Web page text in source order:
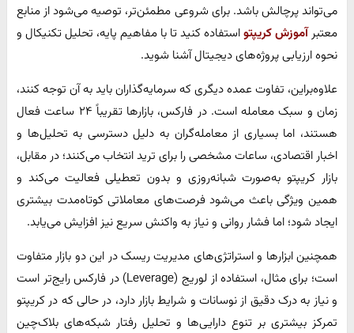
می‌تواند پرچالش باشد. برای شروعی مطمئن‌تر، توصیه می‌شود از منابع
معتبرآموزش کریپتواستفاده کنید تا با مفاهیم پایه، تحلیل تکنیکال و
نحوه ارزیابی پروژه‌های دیجیتال آشنا شوید.
علاوه‌بر‌این، تفاوت عمده دیگری که سرمایه‌گذاران باید به آن توجه کنند،
زمان و سبک معامله است. در فارکس، بازارها تقریباً ۲۴ ساعت فعال
هستند، اما بسیاری از معامله‌گران به دلیل دسترسی به تحلیل‌ها و
اخبار اقتصادی، ساعات مشخصی را برای ترید انتخاب می‌کنند؛ در مقابل،
بازار کریپتو به‌صورت شبانه‌روزی و بدون تعطیلی فعالیت می‌کند و
همین ویژگی باعث می‌شود فرصت‌های معاملاتی کوتاه‌مدت بیشتری
ایجاد شود؛ اما فشار روانی و نیاز به واکنش سریع نیز افزایش می‌یابد.
همچنین ابزارها و استراتژی‌های مدیریت ریسک در این دو بازار متفاوت
است؛ برای مثال، استفاده از لوریج (Leverage) در فارکس رایج‌تر است
و نیاز به درک دقیق از نوسانات و شرایط بازار دارد، در حالی که در کریپتو
تمرکز بیشتری بر تنوع دارایی‌ها و تحلیل رفتار شبکه‌های بلاک‌چین